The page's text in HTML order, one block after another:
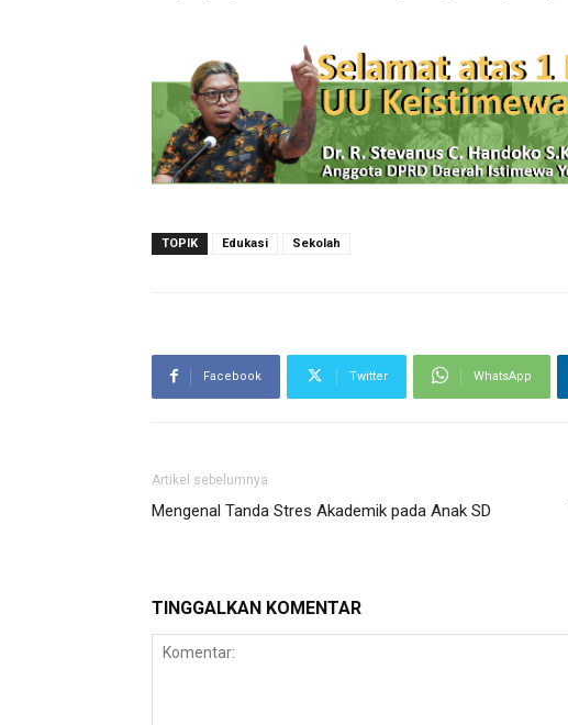
TOPIK Edukasi Sekolah
Facebook Twitter WhatsApp
Artikel sebelumnya
Mengenal Tanda Stres Akademik pada Anak SD
TINGGALKAN KOMENTAR